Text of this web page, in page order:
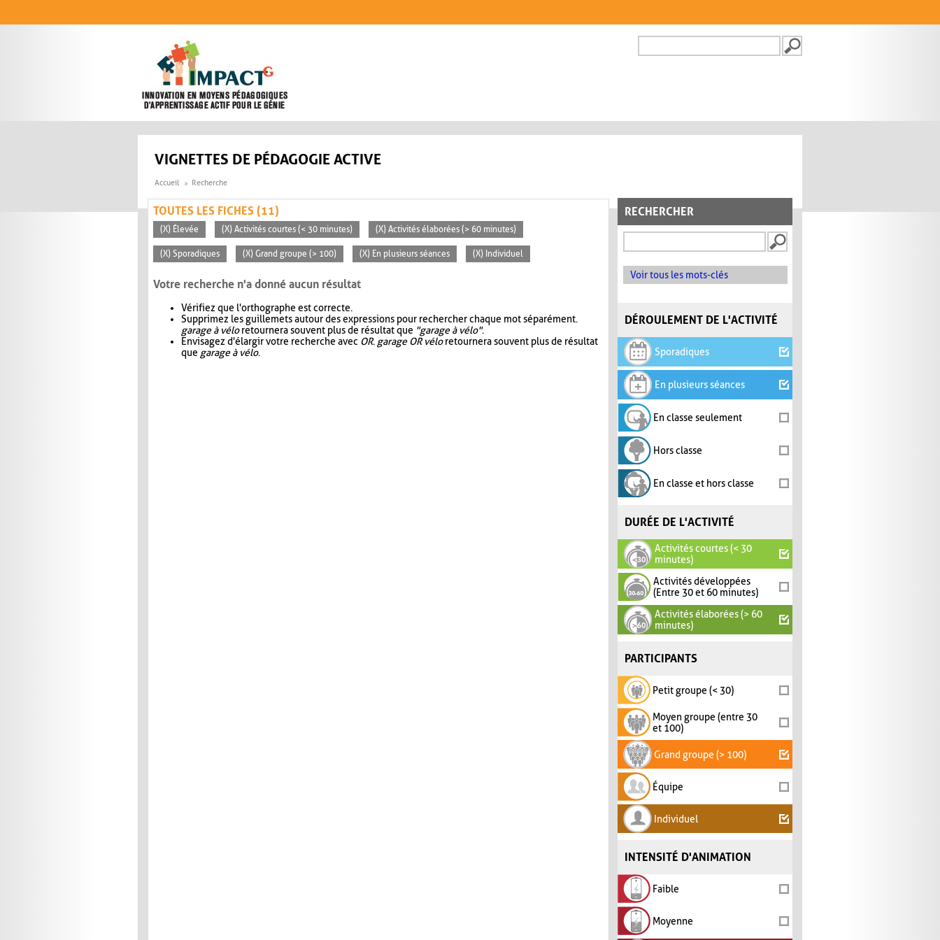
FORMULAIRE DE
VIGNETTES DE PÉDAGOGIE ACTIVE
Accueil Recherche
RECHERCHER
Voir tous les mots-clés
DÉROULEMENT DE L'ACTIVITÉ
Sporadiques
En plusieurs séances
En classe seulement
Hors classe
En classe et hors classe
DURÉE DE L'ACTIVITÉ
Activités courtes (< 30
minutes)
Activités développées
(Entre 30 et 60 minutes)
Activités élaborées (> 60
minutes)
PARTICIPANTS
Petit groupe (< 30)
Moyen groupe (entre 30
et 100)
Grand groupe (> 100)
Équipe
Individuel
INTENSITÉ D'ANIMATION
Faible
Moyenne
TOUTES LES FICHES (11)
(X) Élevée (X) Activités courtes (< 30 minutes) (X) Activités élaborées (> 60 minutes)
(X) Sporadiques (X) Grand groupe (> 100) (X) En plusieurs séances (X) Individuel
Votre recherche n'a donné aucun résultat
Vérifiez que l'orthographe est correcte.
Supprimez les guillemets autour des expressions pour rechercher chaque mot séparément.
garage à véloretournera souvent plus de résultat que "garage à vélo".
Envisagez d'élargir votre recherche avec OR. garage OR véloretournera souvent plus de résultat
que garage à vélo.